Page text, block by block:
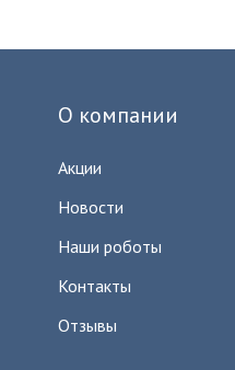
О компании
Акции
Новости
Наши роботы
Контакты
Отзывы